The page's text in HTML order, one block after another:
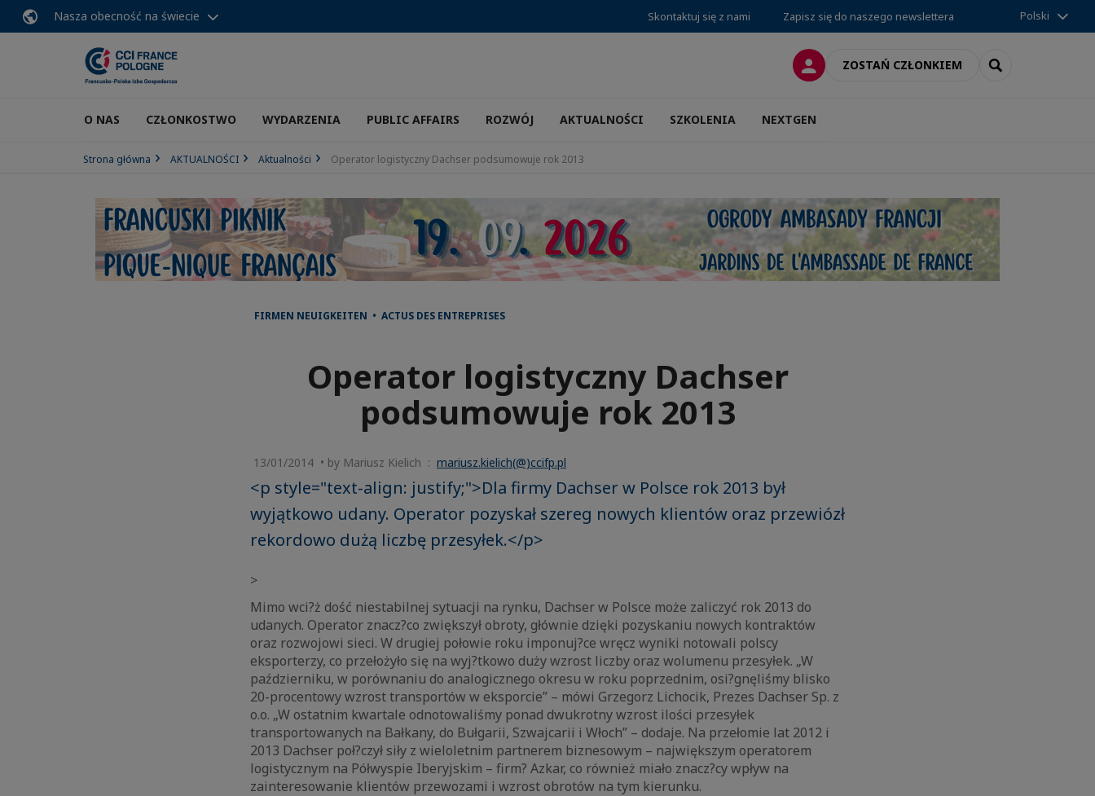
Nasza obecność na świecie Skontaktuj się z nami Zapisz się do naszego newslettera Polski
LOGOWANIEZOSTAŃ CZŁONKIEM SEARCH
O NAS CZŁONKOSTWO WYDARZENIA PUBLIC AFFAIRS ROZWÓJ AKTUALNOŚCI SZKOLENIA NEXTGEN
Strona główna AKTUALNOŚCI Aktualności Operator logistyczny Dachser podsumowuje rok 2013
FIRMEN NEUIGKEITEN • ACTUS DES ENTREPRISES
Operator logistyczny Dachser
podsumowuje rok 2013
13/01/2014 • by Mariusz Kielich : mariusz.kielich(@)ccifp.pl
<p style="text-align: justify;">Dla firmy Dachser w Polsce rok 2013 był
wyjątkowo udany. Operator pozyskał szereg nowych klientów oraz przewiózł
rekordowo dużą liczbę przesyłek.</p>
>
Mimo wci?ż dość niestabilnej sytuacji na rynku, Dachser w Polsce może zaliczyć rok 2013 do
udanych. Operator znacz?co zwiększył obroty, głównie dzięki pozyskaniu nowych kontraktów
oraz rozwojowi sieci. W drugiej połowie roku imponuj?ce wręcz wyniki notowali polscy
eksporterzy, co przełożyło się na wyj?tkowo duży wzrost liczby oraz wolumenu przesyłek. „W
październiku, w porównaniu do analogicznego okresu w roku poprzednim, osi?gnęliśmy blisko
20-procentowy wzrost transportów w eksporcie” – mówi Grzegorz Lichocik, Prezes Dachser Sp. z
o.o. „W ostatnim kwartale odnotowaliśmy ponad dwukrotny wzrost ilości przesyłek
transportowanych na Bałkany, do Bułgarii, Szwajcarii i Włoch” – dodaje. Na przełomie lat 2012 i
2013 Dachser poł?czył siły z wieloletnim partnerem biznesowym – największym operatorem
logistycznym na Półwyspie Iberyjskim – firm? Azkar, co również miało znacz?cy wpływ na
zainteresowanie klientów przewozami i wzrost obrotów na tym kierunku.